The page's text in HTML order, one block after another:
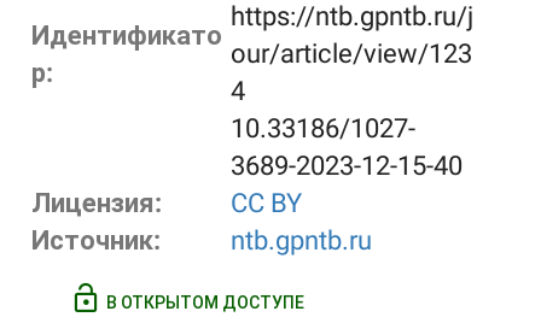
Идентификато
р:
https://ntb.gpntb.ru/j
our/article/view/123
4
10.33186/1027-
3689-2023-12-15-40
Лицензия:
CC BY
Источник:
ntb.gpntb.ru
В ОТКРЫТОМ ДОСТУПЕ